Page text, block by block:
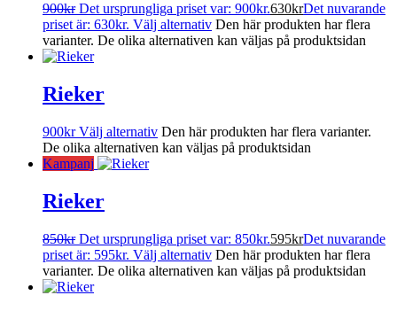
900kr Det ursprungliga priset var: 900kr.630krDet nuvarande
priset är: 630kr. Välj alternativ Den här produkten har flera
varianter. De olika alternativen kan väljas på produktsidan
Rieker
900kr Välj alternativ Den här produkten har flera varianter.
De olika alternativen kan väljas på produktsidan
Kampanj
Rieker
850kr Det ursprungliga priset var: 850kr.595krDet nuvarande
priset är: 595kr. Välj alternativ Den här produkten har flera
varianter. De olika alternativen kan väljas på produktsidan